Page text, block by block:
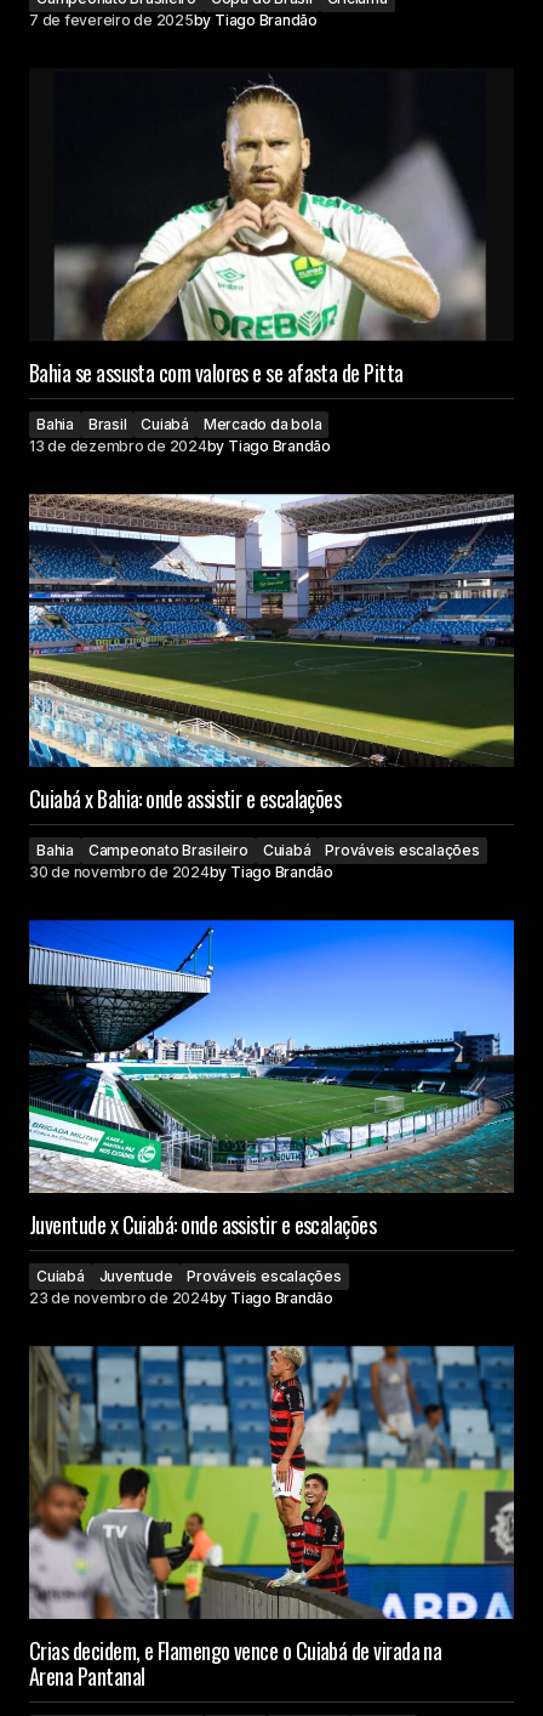
7 de fevereiro de 2025by Tiago Brandão
Bahia se assusta com valores e se afasta de Pitta
Bahia Brasil Cuiabá
Mercado da bola
13 de dezembro de 2024by Tiago Brandão
Cuiabá x Bahia: onde assistir e escalações
Bahia Campeonato Brasileiro Cuiabá
Prováveis escalações
30 de novembro de 2024by Tiago Brandão
Juventude x Cuiabá: onde assistir e escalações
Cuiabá Juventude
Prováveis escalações
23 de novembro de 2024by Tiago Brandão
Crias decidem, e Flamengo vence o Cuiabá de virada na
Arena Pantanal